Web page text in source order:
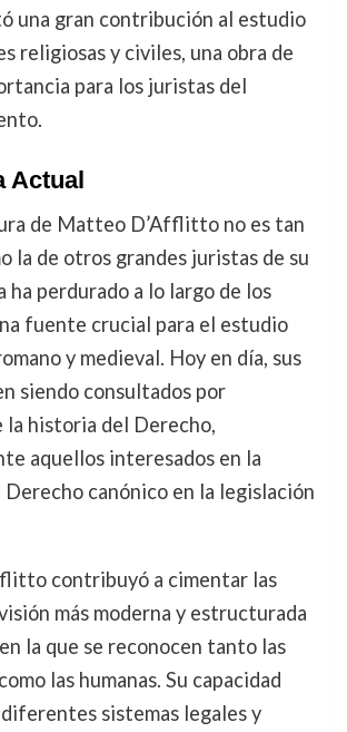
una gran contribución al estudio
religiosas y civiles, una obra de
para los juristas del
Actual
de Matteo D’Afflitto no es tan
la de otros grandes juristas de su
ha perdurado a lo largo de los
fuente crucial para el estudio
y medieval. Hoy en día, sus
siendo consultados por
la historia del Derecho,
aquellos interesados en la
canónico en la legislación
contribuyó a cimentar las
más moderna y estructurada
la que se reconocen tanto las
las humanas. Su capacidad
sistemas legales y